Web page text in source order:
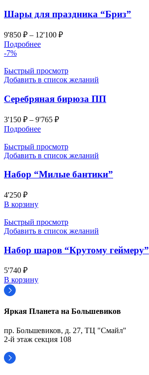
Шары для праздника “Бриз”
9'850 ₽ – 12'100 ₽
Подробнее
-7%
Быстрый просмотр
Добавить в список желаний
Серебряная бирюза ПП
3'150 ₽ – 9'765 ₽
Подробнее
Быстрый просмотр
Добавить в список желаний
Набор “Милые бантики”
4'250 ₽
В корзину
Быстрый просмотр
Добавить в список желаний
Набор шаров “Крутому геймеру”
5'740 ₽
В корзину
Яркая Планета на Большевиков
пр. Большевиков, д. 27, ТЦ "Смайл"
2-й этаж секция 108